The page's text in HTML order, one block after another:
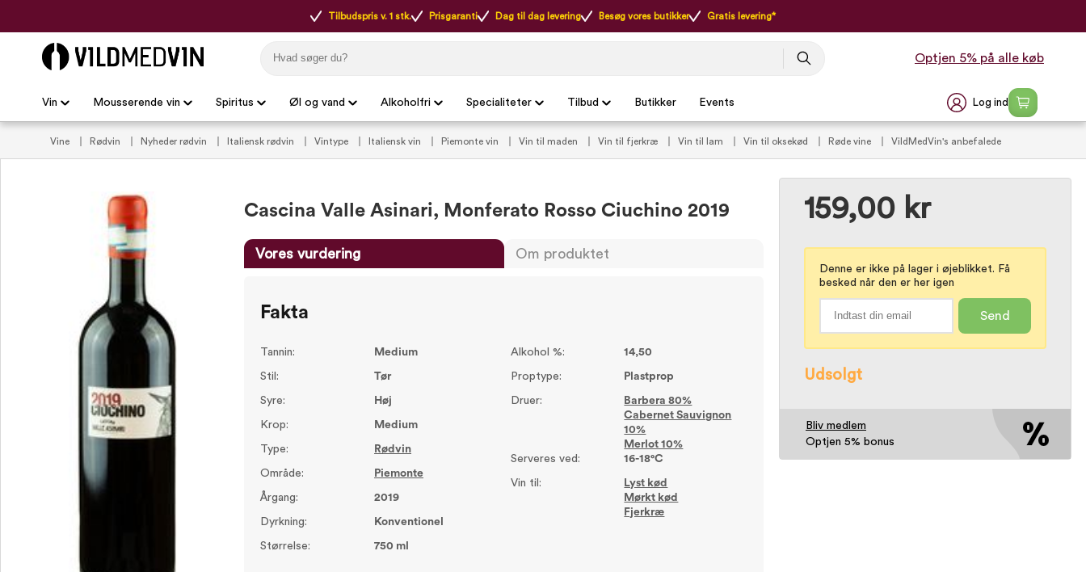
Tilbudspris v. 1 stk. Prisgaranti Dag til dag levering Besøg vores butikker Gratis levering*
Optjen 5% på alle køb
Vin Mousserende vin Spiritus Øl og vand Alkoholfri Specialiteter Tilbud Butikker Events Log ind
Vine Rødvin Nyheder rødvin Italiensk rødvin Vintype Italiensk vin Piemonte vin Vin til maden Vin til fjerkræ Vin til lam Vin til oksekød Røde vine
VildMedVin's anbefalede
159,00 kr
Denne er ikke på lager i øjeblikket. Få
besked når den er her igen
Send
Udsolgt
Bliv medlem
Optjen 5% bonus
Cascina Valle Asinari, Monferato Rosso Ciuchino 2019
Vores vurdering Om produktet
Fakta
Tannin: Medium
Stil: Tør
Syre: Høj
Krop: Medium
Type: Rødvin
Område: Piemonte
Årgang: 2019
Dyrkning: Konventionel
Størrelse: 750 ml
Alkohol %: 14,50
Proptype: Plastprop
Druer:
Barbera 80%
Cabernet Sauvignon
10%
Merlot 10%
Serveres ved:
16-18°C
Vin til:
Lyst kød
Mørkt kød
Fjerkræ